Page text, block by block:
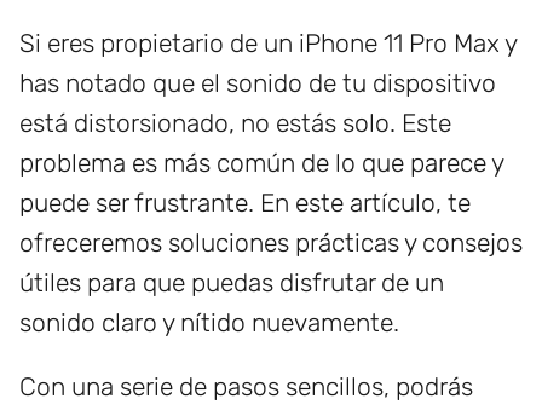
Si eres propietario de un iPhone 11 Pro Max y
has notado que el sonido de tu dispositivo
está distorsionado, no estás solo. Este
problema es más común de lo que parece y
puede ser frustrante. En este artículo, te
ofreceremos soluciones prácticas y consejos
útiles para que puedas disfrutar de un
sonido claro y nítido nuevamente.
Con una serie de pasos sencillos, podrás